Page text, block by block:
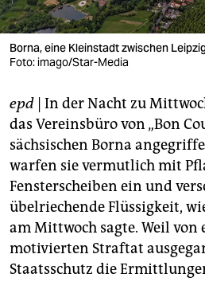
verlag
veranstaltungen
fragen & hilfe
unterstützen
abo
genossenschaft
epaper login
Borna, eine Kleinstadt zwischen
Foto: imago/Star-Media
epd | In der Nacht zu
das Vereinsbüro von „Bon
sächsischen Borna
warfen sie vermutlich mit
Fensterscheiben ein und
übelriechende Flüssigkeit,
am Mittwoch sagte. Weil
motivierten Straftat
Staatsschutz die